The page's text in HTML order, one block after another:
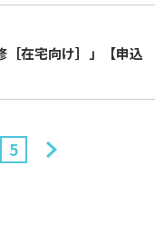
［在宅向け］」【申込
5